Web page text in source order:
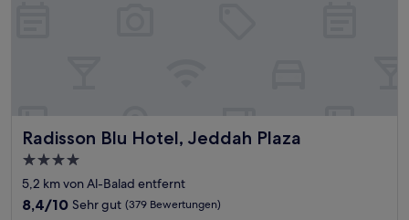
Radisson Blu Hotel, Jeddah Plaza
Radisson Blu Hotel, Jeddah Plaza
4.0-
Sterne-
Unterkunft
5,2 km von Al-Balad entfernt
8.4
8,4/10 Sehr gut (379 Bewertungen)